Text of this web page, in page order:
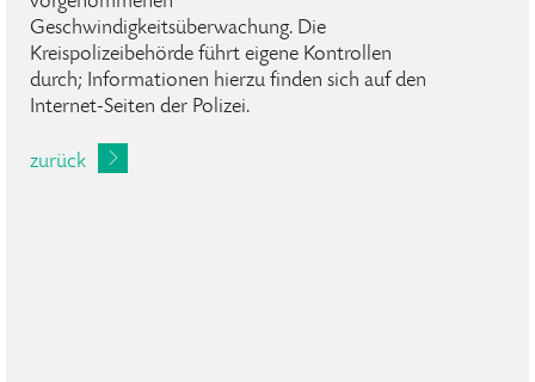
Geschwindigkeitsüberwachung. Die
Kreispolizeibehörde führt eigene Kontrollen
durch; Informationen hierzu finden sich auf den
Internet-Seiten der Polizei.
zurück